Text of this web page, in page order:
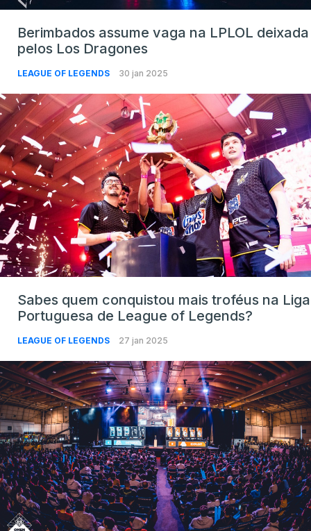
Berimbados assume vaga na LPLOL deixada
pelos Los Dragones
LEAGUE OF LEGENDS 30 jan 2025
Sabes quem conquistou mais troféus na Liga
Portuguesa de League of Legends?
LEAGUE OF LEGENDS 27 jan 2025